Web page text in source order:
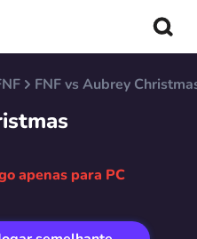
FNF vs Aubrey
apenas para PC